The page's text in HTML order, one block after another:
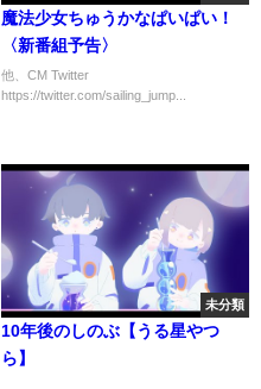
魔法少女ちゅうかなぱいぱい！
〈新番組予告〉
他、CM Twitter
https://twitter.com/sailing_jump...
未分類
10年後のしのぶ【うる星やつ
ら】